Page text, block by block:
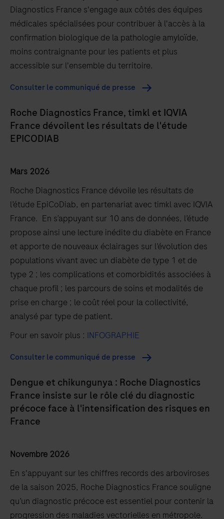
Diagnostics France s'engage aux côtés des équipes
médicales spécialisées pour contribuer à l'accès à la
confirmation biologique de la pathologie amyloïde,
moins contraignante pour les patients et plus
accessible sur l'ensemble du territoire.
Consulter le communiqué de presse
Roche Diagnostics France, timkl et IQVIA
France dévoilent les résultats de l'étude
EPICODIAB
Mars 2026
Roche Diagnostics France dévoile les résultats de
l’étude EpiCoDiab, en partenariat avec timkl avec IQVIA
France. En s’appuyant sur 10 ans de données, l’étude
propose ainsi une lecture inédite du diabète en France
et apporte de nouveaux éclairages sur l’évolution des
populations vivant avec un diabète de type 1 et de
type 2 ; les complications et comorbidités associées à
chaque profil ; les parcours de soins et modalités de
prise en charge ; le coût réel pour la collectivité,
analysé par type de patient.
Pour en savoir plus : INFOGRAPHIE
Consulter le communiqué de presse
Dengue et chikungunya : Roche Diagnostics
France insiste sur le rôle clé du diagnostic
précoce face à l'intensification des risques en
France
Novembre 2026
En s'appuyant sur les chiffres records des arboviroses
de la saison 2025, Roche Diagnostics France souligne
qu’un diagnostic précoce est essentiel pour contenir la
progression des maladies vectorielles en métropole.